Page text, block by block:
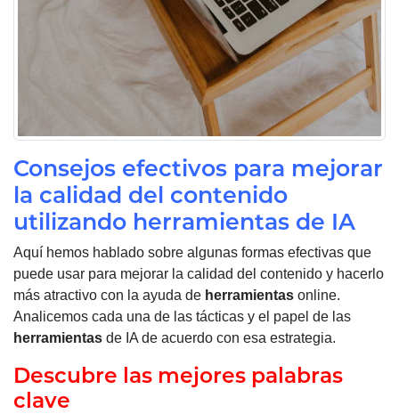
Consejos efectivos para mejorar
la calidad del contenido
utilizando herramientas de IA
Aquí hemos hablado sobre algunas formas efectivas que
puede usar para mejorar la calidad del contenido y hacerlo
más atractivo con la ayuda de herramientas online.
Analicemos cada una de las tácticas y el papel de las
herramientas de IA de acuerdo con esa estrategia.
Descubre las mejores palabras
clave